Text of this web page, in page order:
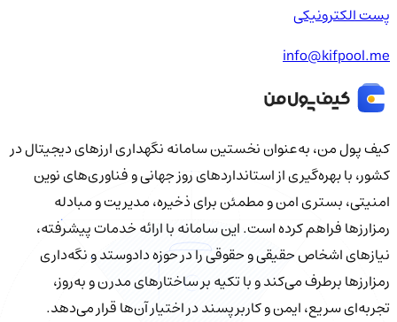
پست الکترونیکی
info@kifpool.me
کیف‌ پول من، به‌عنوان نخستین سامانه نگهداری ارزهای دیجیتال در
کشور، با بهره‌گیری از استانداردهای روز جهانی و فناوری‌های نوین
امنیتی، بستری امن و مطمئن برای ذخیره، مدیریت و مبادله
رمزارزها فراهم کرده است. این سامانه با ارائه خدمات پیشرفته،
نیازهای اشخاص حقیقی و حقوقی را در حوزه دادوستد و نگه‌داری
رمزارزها برطرف می‌کند و با تکیه بر ساختارهای مدرن و به‌روز،
تجربه‌ای سریع، ایمن و کاربرپسند در اختیار آن‌ها قرار می‌دهد.